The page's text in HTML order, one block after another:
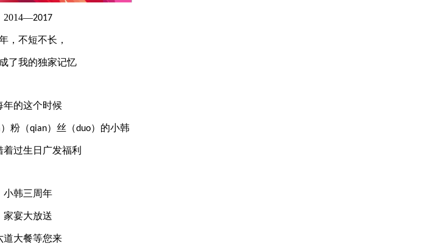
2014—2017
，不短不长，
了我的独家记忆
年的这个时候
）粉（qian）丝（duo）的小韩
着过生日广发福利
小韩三周年
家宴大放送
道大餐等您来